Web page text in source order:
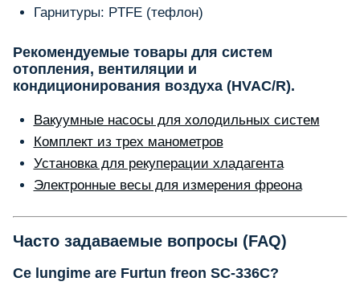
Гарнитуры: PTFE (тефлон)
Рекомендуемые товары для систем
отопления, вентиляции и
кондиционирования воздуха (HVAC/R).
Вакуумные насосы для холодильных систем
Комплект из трех манометров
Установка для рекуперации хладагента
Электронные весы для измерения фреона
Часто задаваемые вопросы (FAQ)
Ce lungime are Furtun freon SC-336C?